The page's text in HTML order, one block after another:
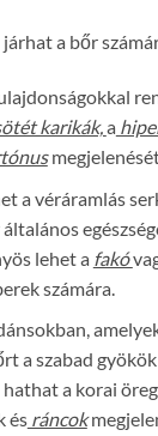
a bőr
karikák,a
a véráramlás
lehet a fakó
számára.
a szabad
a korai
ésráncok